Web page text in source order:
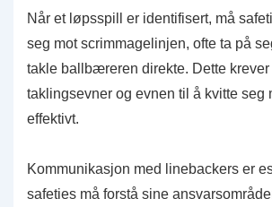
Når et løpsspill er identifisert, må
seg mot scrimmagelinjen, ofte ta på
takle ballbæreren direkte. Dette krever
taklingsevner og evnen til å kvitte seg
effektivt.
Kommunikasjon med linebackers er
safeties må forstå sine